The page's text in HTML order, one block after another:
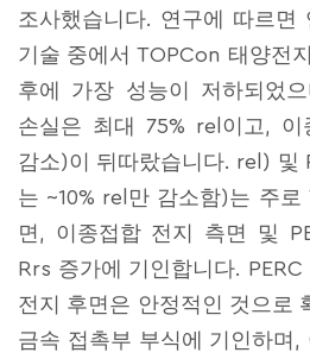
조사했습니다. 연구에 따르면
기술 중에서 TOPCon 태양전
후에 가장 성능이 저하되었
손실은 최대 75% rel이고, 이
감소)이 뒤따랐습니다. rel) 및
는 ~10% rel만 감소함)는 주로
면, 이종접합 전지 측면 및
Rrs 증가에 기인합니다.
전지 후면은 안정적인 것으로
금속 접촉부 부식에 기인하며,